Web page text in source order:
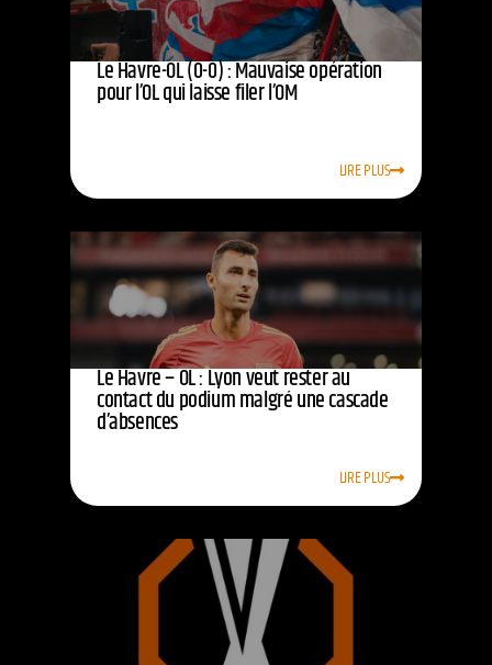
Le Havre-OL (0-0) : Mauvaise opération
pour l’OL qui laisse filer l’OM
LIRE PLUS
Le Havre – OL : Lyon veut rester au
contact du podium malgré une cascade
d’absences
LIRE PLUS